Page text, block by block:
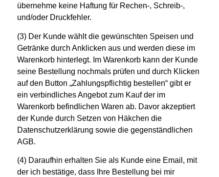
übernehme keine Haftung für Rechen-, Schreib-,
und/oder Druckfehler.
(3) Der Kunde wählt die gewünschten Speisen und
Getränke durch Anklicken aus und werden diese im
Warenkorb hinterlegt. Im Warenkorb kann der Kunde
seine Bestellung nochmals prüfen und durch Klicken
auf den Button „Zahlungspflichtig bestellen“ gibt er
ein verbindliches Angebot zum Kauf der im
Warenkorb befindlichen Waren ab. Davor akzeptiert
der Kunde durch Setzen von Häkchen die
Datenschutzerklärung sowie die gegenständlichen
AGB.
(4) Daraufhin erhalten Sie als Kunde eine Email, mit
der ich bestätige, dass Ihre Bestellung bei mir